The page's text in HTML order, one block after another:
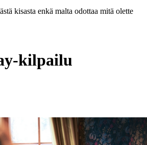
kisasta enkä malta odottaa mitä olette
kilpailu